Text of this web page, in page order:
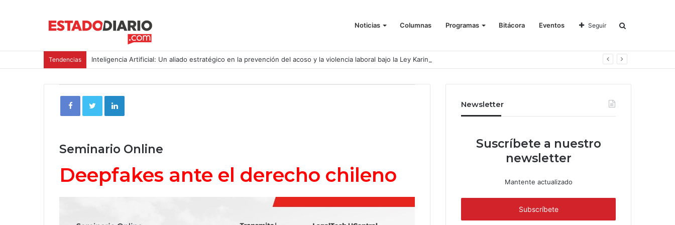
Noticias Columnas Programas Bitácora Eventos Seguir
Tendencias Inteligencia Artificial: Un aliado estratégico en la prevención del acoso y la violencia laboral bajo la Ley Karin
Seminario Online
Deepfakes ante el derecho chileno
Newsletter
Suscríbete a nuestro
newsletter
Mantente actualizado